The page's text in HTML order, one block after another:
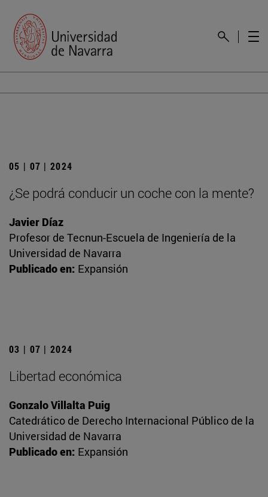
05 | 07 | 2024
¿Se podrá conducir un coche con la mente?
Javier Díaz
Profesor de Tecnun-Escuela de Ingeniería de la
Universidad de Navarra
Publicado en: Expansión
03 | 07 | 2024
Libertad económica
Gonzalo Villalta Puig
Catedrático de Derecho Internacional Público de la
Universidad de Navarra
Publicado en: Expansión